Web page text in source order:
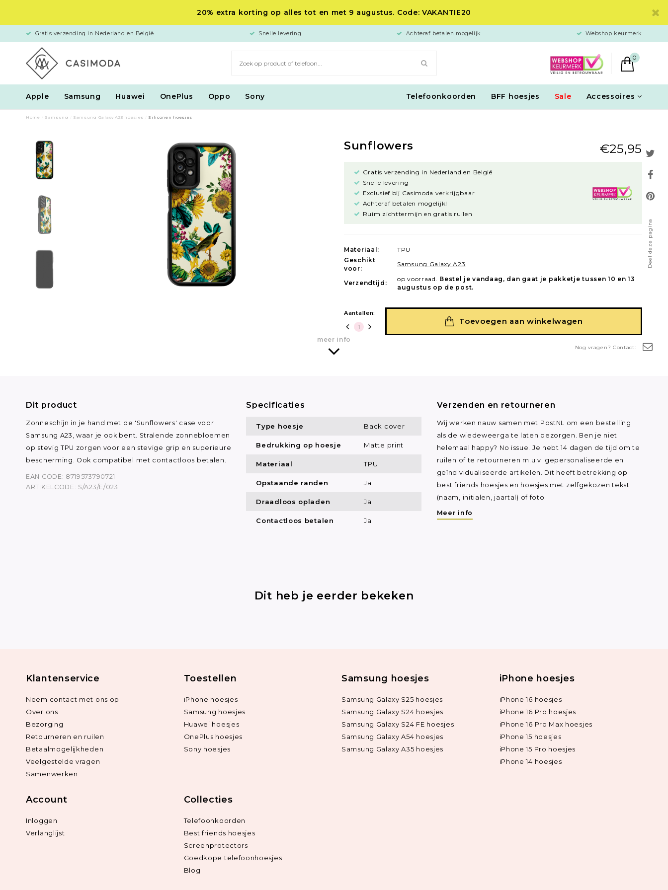
20% extra korting op alles tot en met 9 augustus. Code: VAKANTIE20
Gratis verzending in Nederland en België Snelle levering Achteraf betalen mogelijk Webshop keurmerk
0
Apple Samsung Huawei OnePlus Oppo Sony Telefoonkoorden BFF hoesjes Sale Accessoires
Deel deze pagina
Nog vragen? Contact:
Home Samsung Samsung Galaxy A23 hoesjes Siliconen hoesjes
Sunflowers €25,95
Gratis verzending in Nederland en België
Snelle levering
Exclusief bij Casimoda verkrijgbaar
Achteraf betalen mogelijk!
Ruim zichttermijn en gratis ruilen
Materiaal:
TPU
Geschikt
voor:
Samsung Galaxy A23
Verzendtijd:
op voorraad. Bestel je vandaag, dan gaat je pakketje tussen 10 en 13
augustus op de post.
Aantallen:
Toevoegen aan winkelwagen
meer info
Dit product
Zonneschijn in je hand met de 'Sunflowers' case voor
Samsung A23, waar je ook bent. Stralende zonnebloemen
op stevig TPU zorgen voor een stevige grip en superieure
bescherming. Ook compatibel met contactloos betalen.
EAN CODE: 8719573790721
ARTIKELCODE: S/A23/E/023
Specificaties
Type hoesje Back cover
Bedrukking op hoesje Matte print
Materiaal TPU
Opstaande randen Ja
Draadloos opladen Ja
Contactloos betalen Ja
Verzenden en retourneren
Wij werken nauw samen met PostNL om een bestelling
als de wiedeweerga te laten bezorgen. Ben je niet
helemaal happy? No issue. Je hebt 14 dagen de tijd om te
ruilen of te retourneren m.u.v. gepersonaliseerde en
geïndividualiseerde artikelen. Dit heeft betrekking op
best friends hoesjes en hoesjes met zelfgekozen tekst
(naam, initialen, jaartal) of foto.
Meer info
Dit heb je eerder bekeken
Klantenservice
Neem contact met ons op
Over ons
Bezorging
Retourneren en ruilen
Betaalmogelijkheden
Veelgestelde vragen
Samenwerken
Toestellen
iPhone hoesjes
Samsung hoesjes
Huawei hoesjes
OnePlus hoesjes
Sony hoesjes
Samsung hoesjes
Samsung Galaxy S25 hoesjes
Samsung Galaxy S24 hoesjes
Samsung Galaxy S24 FE hoesjes
Samsung Galaxy A54 hoesjes
Samsung Galaxy A35 hoesjes
iPhone hoesjes
iPhone 16 hoesjes
iPhone 16 Pro hoesjes
iPhone 16 Pro Max hoesjes
iPhone 15 hoesjes
iPhone 15 Pro hoesjes
iPhone 14 hoesjes
Account
Inloggen
Verlanglijst
Collecties
Telefoonkoorden
Best friends hoesjes
Screenprotectors
Goedkope telefoonhoesjes
Blog